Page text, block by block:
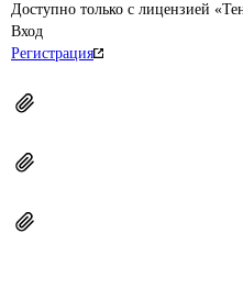
Доступно только с лицензией
Вход
Регистрация